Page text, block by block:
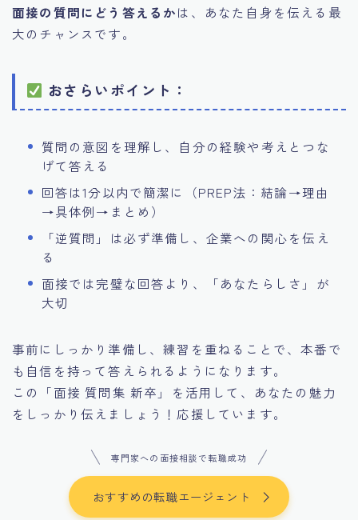
面接の質問にどう答えるかは、あなた自身を伝える最
大のチャンスです。
おさらいポイント：
質問の意図を理解し、自分の経験や考えとつな
げて答える
回答は1分以内で簡潔に（PREP法：結論→理由
→具体例→まとめ）
「逆質問」は必ず準備し、企業への関心を伝え
る
面接では完璧な回答より、「あなたらしさ」が
大切
事前にしっかり準備し、練習を重ねることで、本番で
も自信を持って答えられるようになります。
この「面接 質問集 新卒」を活用して、あなたの魅力
をしっかり伝えましょう！応援しています。
専門家への面接相談で転職成功
おすすめの転職エージェント